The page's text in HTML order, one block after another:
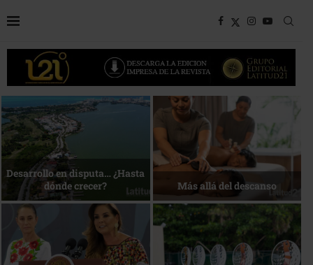
Bottega, un viaje servido a la
mesa
Energía que Impulsa la
competitividad